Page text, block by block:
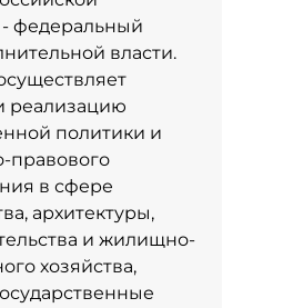
федеральный
власти.
реализацию
политики и
правового
в сфере
архитектуры,
и жилищно-
хозяйства,